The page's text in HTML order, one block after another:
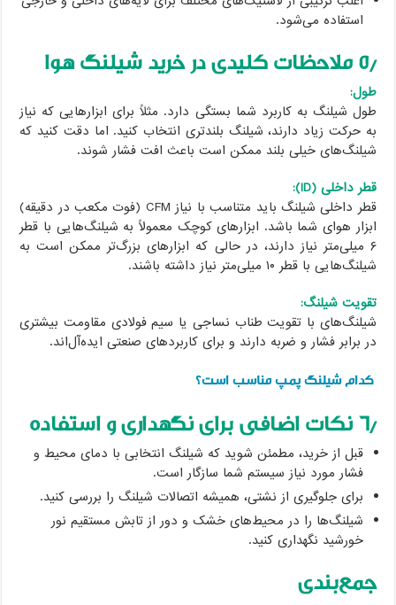
استفاده می‌شود.
۵٫ ملاحظات کلیدی در خرید شیلنگ هوا
طول:
طول شیلنگ به کاربرد شما بستگی دارد. مثلاً برای ابزارهایی که نیاز
به حرکت زیاد دارند، شیلنگ بلندتری انتخاب کنید. اما دقت کنید که
شیلنگ‌های خیلی بلند ممکن است باعث افت فشار شوند.
قطر داخلی (ID):
قطر داخلی شیلنگ باید متناسب با نیاز CFM (فوت مکعب در دقیقه)
ابزار هوای شما باشد. ابزارهای کوچک معمولاً به شیلنگ‌هایی با قطر
۶ میلی‌متر نیاز دارند، در حالی که ابزارهای بزرگ‌تر ممکن است به
شیلنگ‌هایی با قطر ۱۰ میلی‌متر نیاز داشته باشند.
تقویت شیلنگ:
شیلنگ‌های با تقویت طناب نساجی یا سیم فولادی مقاومت بیشتری
در برابر فشار و ضربه دارند و برای کاربردهای صنعتی ایده‌آل‌اند.
کدام شیلنگ پمپ مناسب است؟
۶٫ نکات اضافی برای نگهداری و استفاده
قبل از خرید، مطمئن شوید که شیلنگ انتخابی با دمای محیط و
فشار مورد نیاز سیستم شما سازگار است.
برای جلوگیری از نشتی، همیشه اتصالات شیلنگ را بررسی کنید.
شیلنگ‌ها را در محیط‌های خشک و دور از تابش مستقیم نور
خورشید نگهداری کنید.
جمع‌بندی